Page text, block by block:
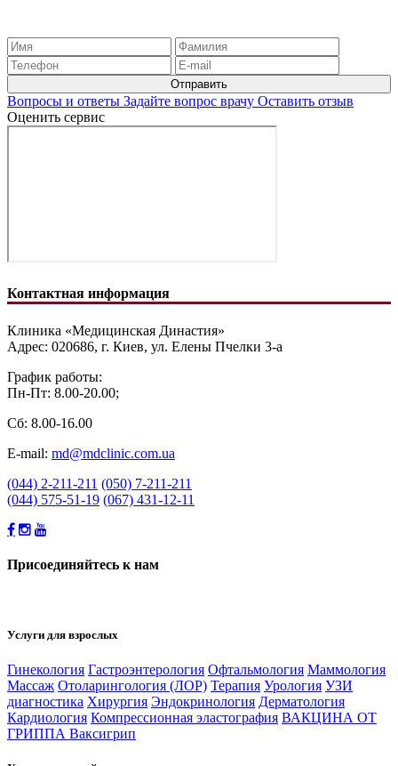
Вопросы и ответы Задайте вопрос врачу Оставить отзыв
Оценить сервис
Контактная информация
Клиника «Медицинская Династия»
Адрес: 020686, г. Киев, ул. Елены Пчелки 3-а
График работы:
Пн-Пт: 8.00-20.00;
Сб: 8.00-16.00
E-mail: md@mdclinic.com.ua
(044) 2-211-211 (050) 7-211-211
(044) 575-51-19 (067) 431-12-11
Присоединяйтесь к нам
Услуги для взрослых
Гинекология Гастроэнтерология Офтальмология Маммология
Массаж Отоларингология (ЛОР) Терапия Урология УЗИ
диагностика Хирургия Эндокринология Дерматология
Кардиология Компрессионная эластография ВАКЦИНА ОТ
ГРИППА Ваксигрип